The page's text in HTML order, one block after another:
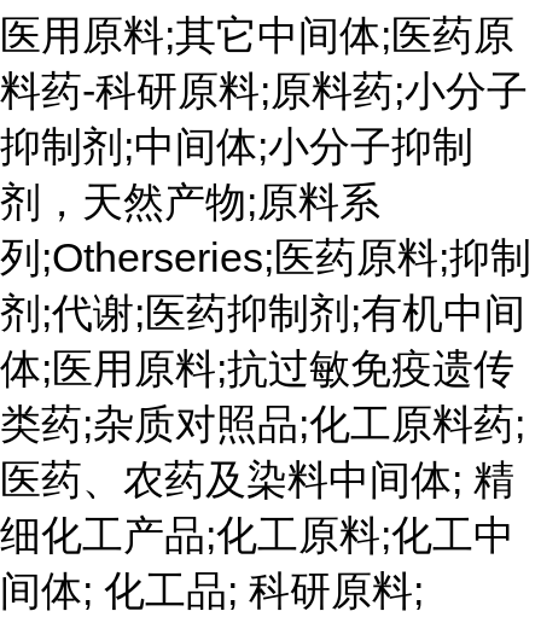
医用原料;其它中间体;医药原
料药-科研原料;原料药;小分子
抑制剂;中间体;小分子抑制
剂，天然产物;原料系
列;Otherseries;医药原料;抑制
剂;代谢;医药抑制剂;有机中间
体;医用原料;抗过敏免疫遗传
类药;杂质对照品;化工原料药;
医药、农药及染料中间体; 精
细化工产品;化工原料;化工中
间体; 化工品; 科研原料;